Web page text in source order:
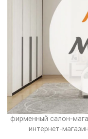
фирменный салон-
интернет-